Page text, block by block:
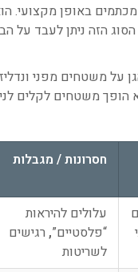
באופן מקצועי.
הזה ניתן לעבד על
על משטחים מפני
הופך משטחים לקלים
חסרונות / מגבלות
עלולים להיראות
“פלסטיים”, רגישים
לשריטות